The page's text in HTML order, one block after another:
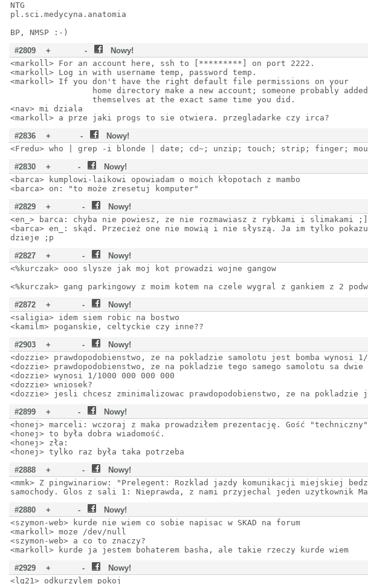
NTG
pl.sci.medycyna.anatomia
BP, NMSP :-)
#2809 + -
Nowy!
<markoll> For an account here, ssh to [*********] on port 2222.
<markoll> Log in with username temp, password temp.
<markoll> If you don't have the right default file permissions on your
home directory make a new account; someone probably added
themselves at the exact same time you did.
<nav> mi dziala
<markoll> a prze jaki progs to sie otwiera. przegladarke czy irca?
#2836 + -
Nowy!
<Fredu> who | grep -i blonde | date; cd~; unzip; touch; strip; finger;
#2830 + -
Nowy!
<barca> kumplowi-laikowi opowiadam o moich kłopotach z mambo
<barca> on: "to może zresetuj komputer"
#2829 + -
Nowy!
<en_> barca: chyba nie powiesz, ze nie rozmawiasz z rybkami i slimakami ;]
<barca> en_: skąd. Przecież one nie mowią i nie słyszą. Ja im tylko
dzieje ;p
#2827 + -
Nowy!
<%kurczak> ooo slysze jak moj kot prowadzi wojne gangow
<%kurczak> gang parkingowy z moim kotem na czele wygral z gankiem z 2
#2872 + -
Nowy!
<saligia> idem siem robic na bostwo
<kamilm> poganskie, celtyckie czy inne??
#2903 + -
Nowy!
<dozzie> prawdopodobienstwo, ze na pokladzie samolotu jest bomba wynosi
<dozzie> prawdopodobienstwo, ze na pokladzie tego samego samolotu sa dwie
<dozzie> wynosi 1/1000 000 000 000
<dozzie> wniosek?
<dozzie> jesli chcesz zminimalizowac prawdopodobienstwo, ze na pokladzie
#2899 + -
Nowy!
<honej> marceli: wczoraj z maka prowadziłem prezentację. Gość
<honej> to była dobra wiadomość.
<honej> zła:
<honej> tylko raz była taka potrzeba
#2888 + -
Nowy!
<mmk> Z pingwinariow: "Prelegent: Rozklad jazdy komunikacji miejskiej
samochody. Glos z sali 1: Nieprawda, z nami przyjechal jeden
#2880 + -
Nowy!
<szymon-web> kurde nie wiem co sobie napisac w SKAD na forum
<markoll> moze /dev/null
<szymon-web> a co to znaczy?
<markoll> kurde ja jestem bohaterem basha, ale takie rzeczy kurde wiem
#2929 + -
Nowy!
<lg21> odkurzylem pokoj